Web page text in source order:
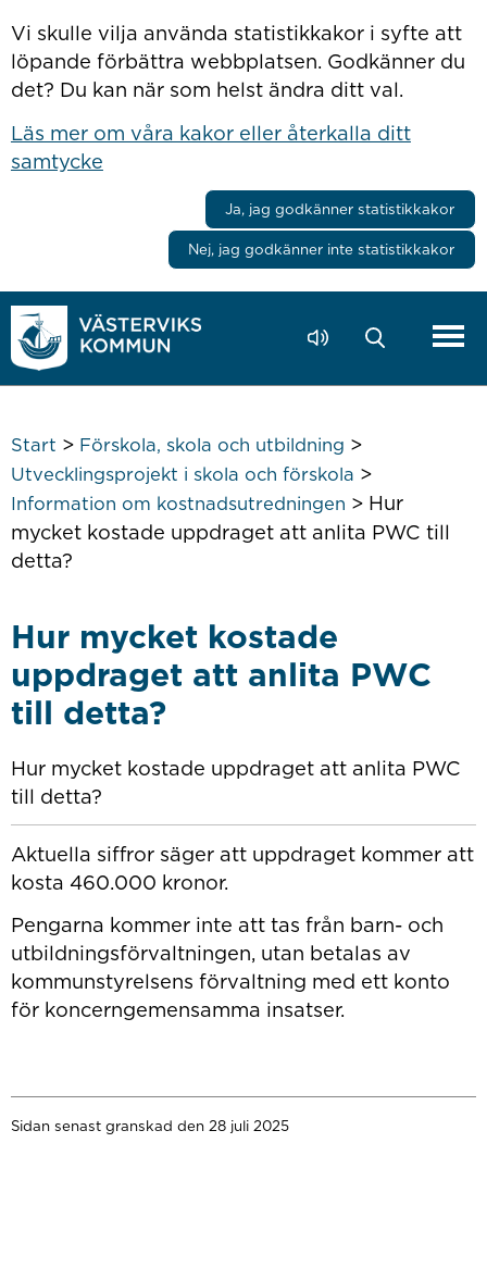
Vi skulle vilja använda statistikkakor i syfte att
löpande förbättra webbplatsen. Godkänner du
det? Du kan när som helst ändra ditt val.
Läs mer om våra kakor eller återkalla ditt
samtycke
Ja, jag godkänner statistikkakor
Nej, jag godkänner inte statistikkakor
Start > Förskola, skola och utbildning >
Utvecklingsprojekt i skola och förskola >
Information om kostnadsutredningen > Hur
mycket kostade uppdraget att anlita PWC till
detta?
Hur mycket kostade
uppdraget att anlita PWC
till detta?
Hur mycket kostade uppdraget att anlita PWC
till detta?
Aktuella siffror säger att uppdraget kommer att
kosta 460.000 kronor.
Pengarna kommer inte att tas från barn- och
utbildningsförvaltningen, utan betalas av
kommunstyrelsens förvaltning med ett konto
för koncerngemensamma insatser.
Sidan senast granskad den 28 juli 2025